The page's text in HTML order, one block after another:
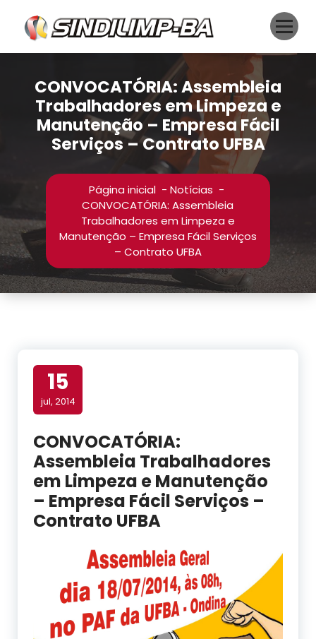
conteúdo
CONVOCATÓRIA: Assembleia
Trabalhadores em Limpeza e
Manutenção – Empresa Fácil
Serviços – Contrato UFBA
Página inicial- Notícias -
CONVOCATÓRIA: Assembleia
Trabalhadores em Limpeza e
Manutenção – Empresa Fácil Serviços
– Contrato UFBA
15
jul, 2014
CONVOCATÓRIA:
Assembleia Trabalhadores
em Limpeza e Manutenção
– Empresa Fácil Serviços –
Contrato UFBA